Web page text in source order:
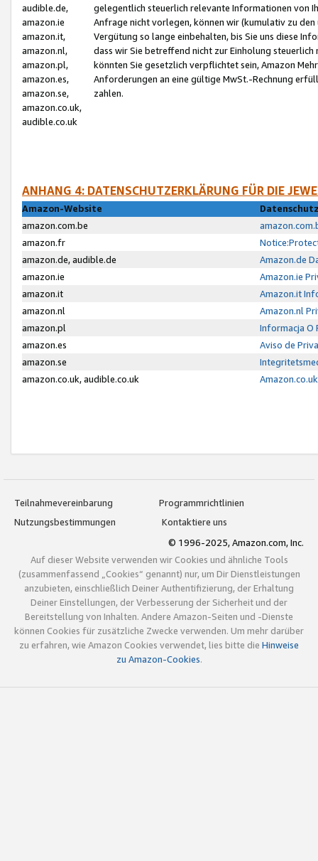
audible.de,
amazon.ie
amazon.it,
amazon.nl,
amazon.pl,
amazon.es,
amazon.se,
amazon.co.uk,
audible.co.uk
gelegentlich steuerlich relevante Informationen von
Anfrage nicht vorlegen, können wir (kumulativ zu
Vergütung so lange einbehalten, bis Sie uns diese
dass wir Sie betreffend nicht zur Einholung
könnten Sie gesetzlich verpflichtet sein, Amazon
Anforderungen an eine gültige MwSt.-Rechnung
zahlen.
ANHANG 4: DATENSCHUTZERKLÄRUNG FÜR DIE
Amazon-Website
amazon.com.be
amazon.fr
amazon.de, audible.de
Amazon.de
amazon.ie
Amazon.ie
amazon.it
Amazon.it
amazon.nl
Amazon.nl
amazon.pl
Informacja O
amazon.es
Aviso de
amazon.se
amazon.co.uk, audible.co.uk
Teilnahmevereinbarung
Programmrichtlinien
Nutzungsbestimmungen
Kontaktiere uns
© 1996-2025, Amazon.com, Inc.
Auf dieser Website verwenden wir Cookies und ähnliche Tools
(zusammenfassend „Cookies“ genannt) nur, um Dir Dienstleistungen
anzubieten, einschließlich Deiner Authentifizierung, der Erhaltung
Deiner Einstellungen, der Verbesserung der Sicherheit und der
Bereitstellung von Inhalten. Andere Amazon-Seiten und -Dienste
können Cookies für zusätzliche Zwecke verwenden. Um mehr darüber
zu erfahren, wie Amazon Cookies verwendet, lies bitte die Hinweise
zu Amazon-Cookies.